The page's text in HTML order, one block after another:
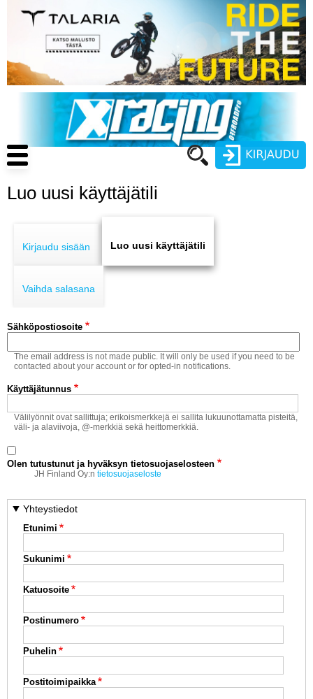
pääsisältöön
Käyttäjätunnus
Main
navigation
ENDURO
MOTOCROSS
MUUT LAJIT
YLEISTÄ ALALTA
LUE DIGILEHDET
ASIAKASPALVELU JA
MEDIATIEDOT
YHTEYSTIEDOT
Luo uusi käyttäjätili
tabs
Kirjaudu sisään Luo uusi käyttäjätili
Vaihda salasana
Sähköpostiosoite
The email address is not made public. It will only be used if you need to be
contacted about your account or for opted-in notifications.
Käyttäjätunnus
Välilyönnit ovat sallittuja; erikoismerkkejä ei sallita lukuunottamatta pisteitä,
väli- ja alaviivoja, @-merkkiä sekä heittomerkkiä.
Olen tutustunut ja hyväksyn tietosuojaselosteen
JH Finland Oy:ntietosuojaseloste
Yhteystiedot
Etunimi
Sukunimi
Katuosoite
Postinumero
Puhelin
Postitoimipaikka